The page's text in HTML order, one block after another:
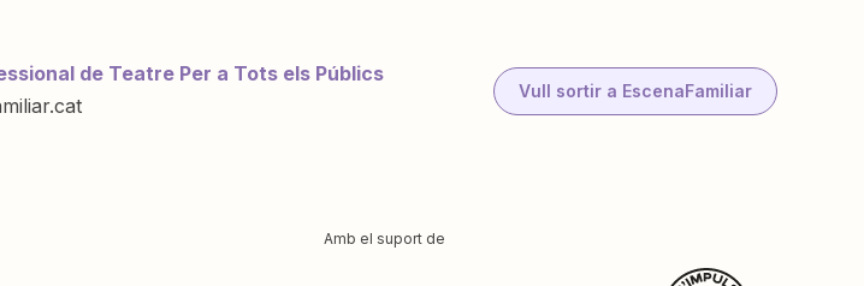
de Teatre Per a Tots els Públics
Vull sortir a EscenaFamiliar
Amb el suport de